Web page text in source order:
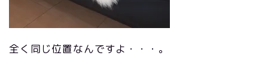
全く同じ位置なんですよ・・・。